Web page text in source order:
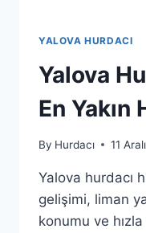
YALOVA HURDACI
Yalova
En Yakın
By Hurdacı 11
Yalova hurdacı
gelişimi, liman
konumu ve